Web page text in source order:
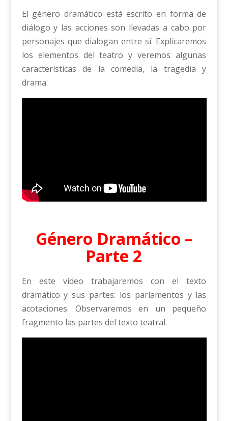
El género dramático está escrito en forma de
diálogo y las acciones son llevadas a cabo por
personajes que dialogan entre sí. Explicaremos
los elementos del teatro y veremos algunas
características de la comedia, la tragedia y
drama.
Género Dramático –
Parte 2
En este video trabajaremos con el texto
dramático y sus partes: los parlamentos y las
acotaciones. Observaremos en un pequeño
fragmento las partes del texto teatral.